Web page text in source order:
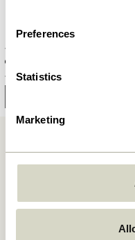
Preferences
Statistics
Marketing
Villa Banc Noir
4.849,00kr.
Livraison